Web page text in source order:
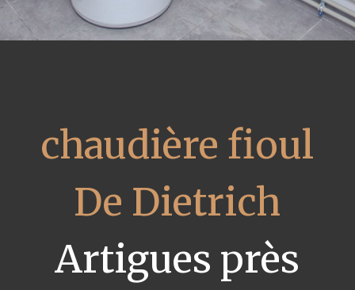
chaudière fioul
De Dietrich
Artigues près